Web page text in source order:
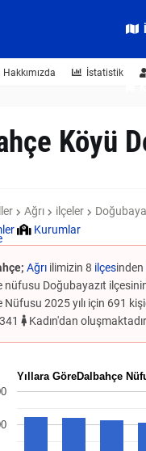
Hakkımızda İstatistik
Köyü
Ağrı ilçeler
Kurumlar
Ağrı ilimizin 8 ilçesinden
nüfusu Doğubayazıt
Nüfusu 2025 yılı için 691
Kadın'dan
Yıllara GöreDalbahçe